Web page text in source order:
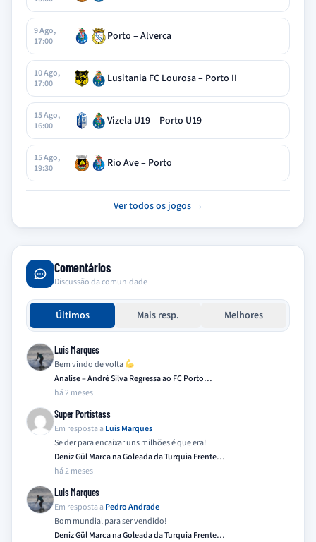
9 Ago,
17:00
Porto – Alverca
10 Ago,
17:00
Lusitania FC Lourosa – Porto II
15 Ago,
16:00
Vizela U19 – Porto U19
15 Ago,
19:30
Rio Ave – Porto
Ver todos os jogos →
Comentários
Discussão da comunidade
Últimos Mais resp. Melhores
Luis Marques
Bem vindo de volta
Analise – André Silva Regressa ao FC Porto…
há 2 meses
Super Portistass
Em resposta a Luis Marques
Se der para encaixar uns milhões é que era!
Deniz Gül Marca na Goleada da Turquia Frente…
há 2 meses
Luis Marques
Em resposta a Pedro Andrade
Bom mundial para ser vendido!
Deniz Gül Marca na Goleada da Turquia Frente…